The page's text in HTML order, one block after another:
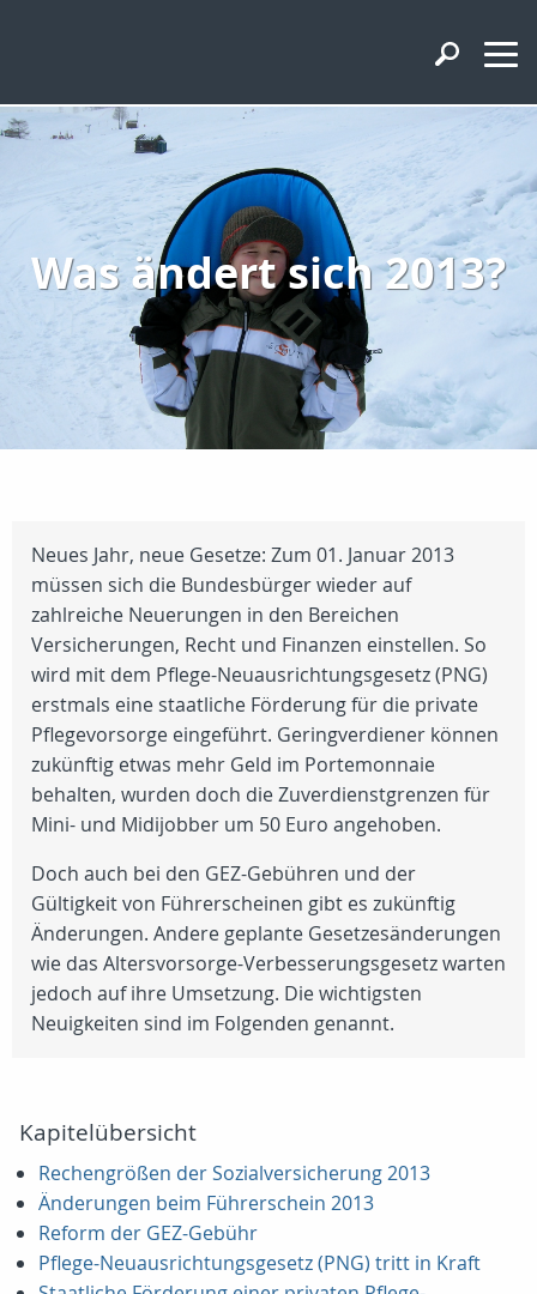
Was ändert sich 2013?
Neues Jahr, neue Gesetze: Zum 01. Januar 2013
müssen sich die Bundesbürger wieder auf
zahlreiche Neuerungen in den Bereichen
Versicherungen, Recht und Finanzen einstellen. So
wird mit dem Pflege-Neuausrichtungsgesetz (PNG)
erstmals eine staatliche Förderung für die private
Pflegevorsorge eingeführt. Geringverdiener können
zukünftig etwas mehr Geld im Portemonnaie
behalten, wurden doch die Zuverdienstgrenzen für
Mini- und Midijobber um 50 Euro angehoben.
Doch auch bei den GEZ-Gebühren und der
Gültigkeit von Führerscheinen gibt es zukünftig
Änderungen. Andere geplante Gesetzesänderungen
wie das Altersvorsorge-Verbesserungsgesetz warten
jedoch auf ihre Umsetzung. Die wichtigsten
Neuigkeiten sind im Folgenden genannt.
Kapitelübersicht
Rechengrößen der Sozialversicherung 2013
Änderungen beim Führerschein 2013
Reform der GEZ-Gebühr
Pflege-Neuausrichtungsgesetz (PNG) tritt in Kraft